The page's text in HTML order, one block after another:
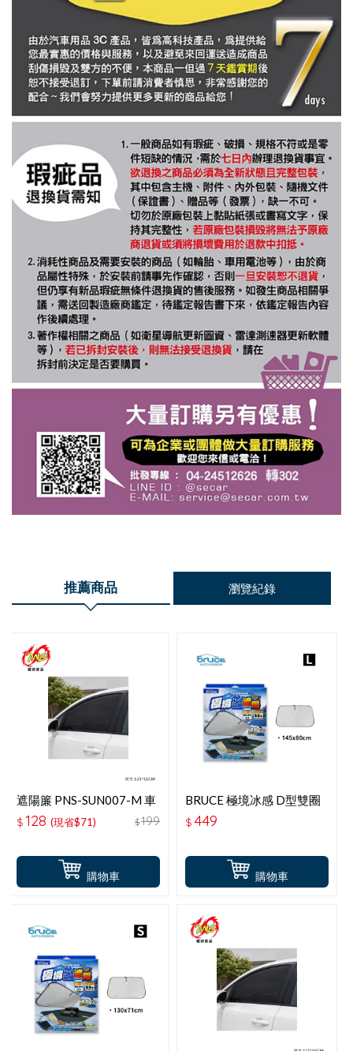
推薦商品 瀏覽紀錄
購物車
遮陽簾 PNS-SUN007-M 車
窗遮陽防蚊罩 M(轎車用)2
入
$128 (現省$71) $199
購物車
BRUCE 極境冰感 D型雙圈
遮陽L-145x80CM
$449